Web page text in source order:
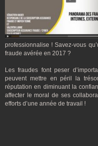
professionnalise ! Savez-vous
fraude avérée en 2017 ?
Les fraudes font peser
peuvent mettre en péril la
réputation en diminuant la
affecter le moral de ses
efforts d’une année de travail !